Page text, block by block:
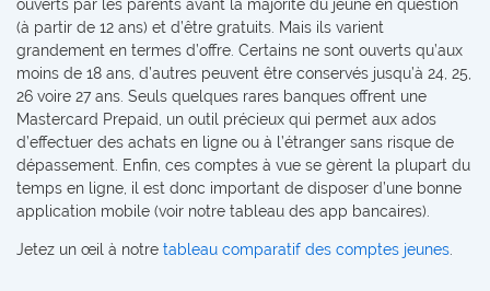
ouverts par les parents avant la majorité du jeune en question
(à partir de 12 ans) et d’être gratuits. Mais ils varient
grandement en termes d’offre. Certains ne sont ouverts qu’aux
moins de 18 ans, d’autres peuvent être conservés jusqu’à 24, 25,
26 voire 27 ans. Seuls quelques rares banques offrent une
Mastercard Prepaid, un outil précieux qui permet aux ados
d’effectuer des achats en ligne ou à l’étranger sans risque de
dépassement. Enfin, ces comptes à vue se gèrent la plupart du
temps en ligne, il est donc important de disposer d’une bonne
application mobile (voir notre tableau des app bancaires).
Jetez un œil à notre tableau comparatif des comptes jeunes.